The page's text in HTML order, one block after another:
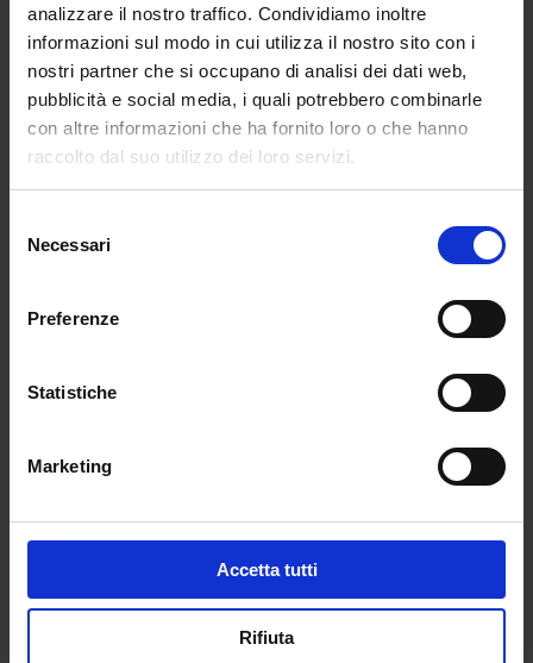
analizzare il nostro traffico. Condividiamo inoltre
informazioni sul modo in cui utilizza il nostro sito con i
nostri partner che si occupano di analisi dei dati web,
pubblicità e social media, i quali potrebbero combinarle
con altre informazioni che ha fornito loro o che hanno
raccolto dal suo utilizzo dei loro servizi.
delNecessari
Preferenze
Statistiche
Marketing
Accetta tutti
Rifiuta
curvilinei, è approdata nel tempo a una gestualità quasi
espressionista, fermandosi nel punto di equilibrio tra queste
due forze apparentemente antitetiche.
Al momento l'opera non è disponibile per la spedizione.
Resterà in esposizione fino al 16 gennaio 2022 presso
Continua a leggere
Recensisci per primo “Dante che osserva la montagna
(Click here to login and review this product)